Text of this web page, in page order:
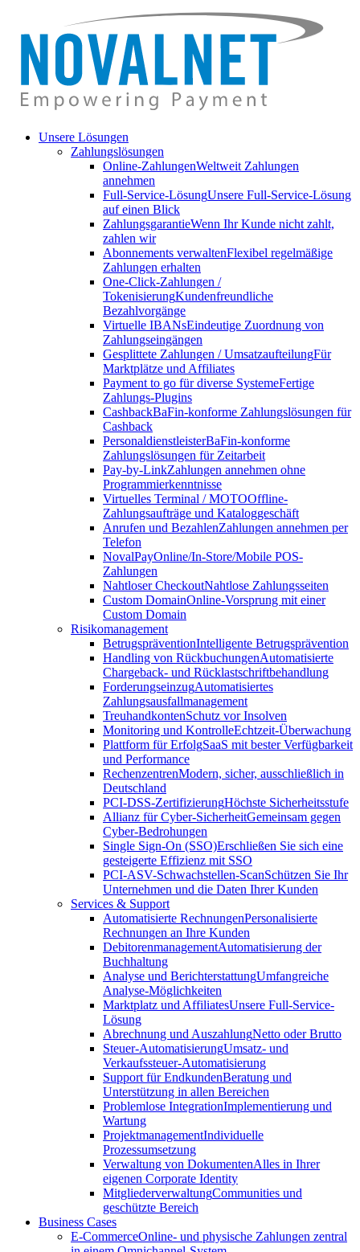
Unsere Lösungen
Zahlungslösungen
Online-ZahlungenWeltweit Zahlungen
annehmen
Full-Service-LösungUnsere Full-Service-Lösung
auf einen Blick
ZahlungsgarantieWenn Ihr Kunde nicht zahlt,
zahlen wir
Abonnements verwaltenFlexibel regelmäßige
Zahlungen erhalten
One-Click-Zahlungen /
TokenisierungKundenfreundliche
Bezahlvorgänge
Virtuelle IBANsEindeutige Zuordnung von
Zahlungseingängen
Gesplittete Zahlungen / UmsatzaufteilungFür
Marktplätze und Affiliates
Payment to go für diverse SystemeFertige
Zahlungs-Plugins
CashbackBaFin-konforme Zahlungslösungen für
Cashback
PersonaldienstleisterBaFin-konforme
Zahlungslösungen für Zeitarbeit
Pay-by-LinkZahlungen annehmen ohne
Programmierkenntnisse
Virtuelles Terminal / MOTOOffline-
Zahlungsaufträge und Kataloggeschäft
Anrufen und BezahlenZahlungen annehmen per
Telefon
NovalPayOnline/In-Store/Mobile POS-
Zahlungen
Nahtloser CheckoutNahtlose Zahlungsseiten
Custom DomainOnline-Vorsprung mit einer
Custom Domain
Risikomanagement
BetrugspräventionIntelligente Betrugsprävention
Handling von RückbuchungenAutomatisierte
Chargeback- und Rücklastschriftbehandlung
ForderungseinzugAutomatisiertes
Zahlungsausfallmanagement
TreuhandkontenSchutz vor Insolven
Monitoring und KontrolleEchtzeit-Überwachung
Plattform für ErfolgSaaS mit bester Verfügbarkeit
und Performance
RechenzentrenModern, sicher, ausschließlich in
Deutschland
PCI-DSS-ZertifizierungHöchste Sicherheitsstufe
Allianz für Cyber-SicherheitGemeinsam gegen
Cyber-Bedrohungen
Single Sign-On (SSO)Erschließen Sie sich eine
gesteigerte Effizienz mit SSO
PCI-ASV-Schwachstellen-ScanSchützen Sie Ihr
Unternehmen und die Daten Ihrer Kunden
Services & Support
Automatisierte RechnungenPersonalisierte
Rechnungen an Ihre Kunden
DebitorenmanagementAutomatisierung der
Buchhaltung
Analyse und BerichterstattungUmfangreiche
Analyse-Möglichkeiten
Marktplatz und AffiliatesUnsere Full-Service-
Lösung
Abrechnung und AuszahlungNetto oder Brutto
Steuer-AutomatisierungUmsatz- und
Verkaufssteuer-Automatisierung
Support für EndkundenBeratung und
Unterstützung in allen Bereichen
Problemlose IntegrationImplementierung und
Wartung
ProjektmanagementIndividuelle
Prozessumsetzung
Verwaltung von DokumentenAlles in Ihrer
eigenen Corporate Identity
MitgliederverwaltungCommunities und
geschützte Bereich
Business Cases
E-CommerceOnline- und physische Zahlungen zentral